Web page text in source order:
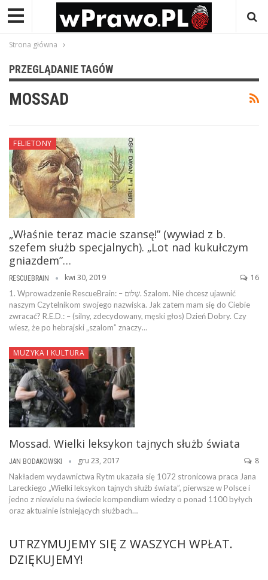
Strona główna
PRZEGLĄDANIE TAGÓW
MOSSAD
FELIETONY
„Właśnie teraz macie szansę!” (wywiad z b.
szefem służb specjalnych). „Lot nad kukułczym
gniazdem”…
RESCUEBRAIN kwi 30, 2019 16
1. Wprowadzenie RescueBrain: – שָׁלוֹם. Szalom. Nie chcesz ujawnić
naszym Czytelnikom swojego nazwiska. Jak zatem mam się do Ciebie
zwracać? R.E.D.: – (silny, zdecydowany, męski głos) Dzień Dobry. Czy
wiesz, że po hebrajski „szalom” znaczy…
MUZYKA I KULTURA
Mossad. Wielki leksykon tajnych służb świata
JAN BODAKOWSKI gru 23, 2017 8
Nakładem wydawnictwa Rytm ukazała się 1072 stronicowa praca Jana
Lareckiego „Wielki leksykon tajnych służb świata”, pierwsze w Polsce i
jedno z niewielu na świecie kompendium wiedzy o ponad 1100 byłych
oraz aktualnie istniejących służbach…
UTRZYMUJEMY SIĘ Z WASZYCH WPŁAT.
DZIĘKUJEMY!